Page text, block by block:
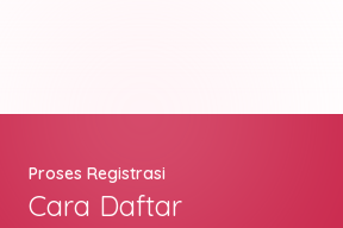
Proses Registrasi
Cara Daftar